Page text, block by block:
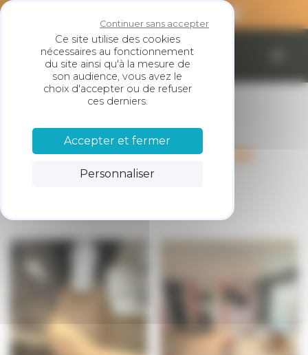
SARL LESKE
Remplacement de
parquet
Panneau de gestion des cookies
Ce site utilise des cookies
nécessaires au fonctionnement
du site ainsi qu'à la mesure de
son audience, vous avez le
choix d'accepter ou de refuser
ces derniers.
Accepter et fermer
Continuer sans accepter
Personnaliser